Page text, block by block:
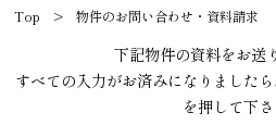
Top 物件のお問い合わせ・資料請求
下記物件の資料をお送
すべての入力がお済みになりました
を押して下さ